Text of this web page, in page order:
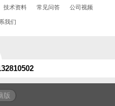
技术资料 常见问答 公司视频
我们
版